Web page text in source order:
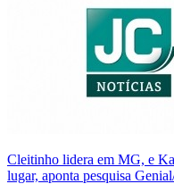
Cleitinho lidera em MG, e
lugar, aponta pesquisa